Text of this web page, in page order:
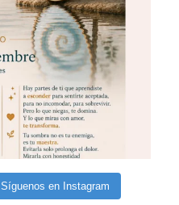
Síguenos en Instagram